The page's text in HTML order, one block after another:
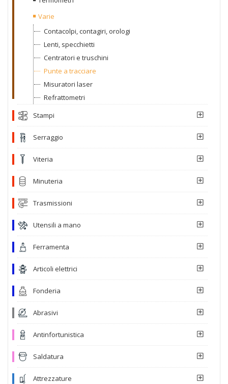
Varie
Contacolpi, contagiri, orologi
Lenti, specchietti
Centratori e truschini
Punte a tracciare
Misuratori laser
Refrattometri
Stampi
Serraggio
Viteria
Minuteria
Trasmissioni
Utensili a mano
Ferramenta
Articoli elettrici
Fonderia
Abrasivi
Antinfortunistica
Saldatura
Attrezzature